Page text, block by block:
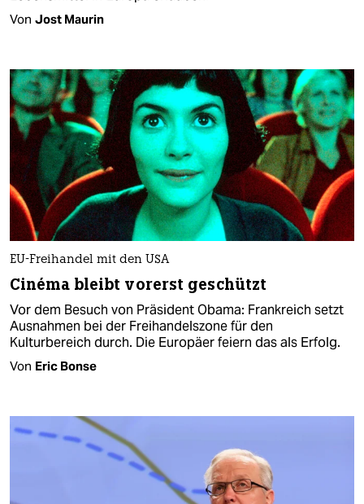
Von Jost Maurin
EU-Freihandel mit den USA
Cinéma bleibt vorerst geschützt
Vor dem Besuch von Präsident Obama: Frankreich setzt
Ausnahmen bei der Freihandelszone für den
Kulturbereich durch. Die Europäer feiern das als Erfolg.
Von Eric Bonse